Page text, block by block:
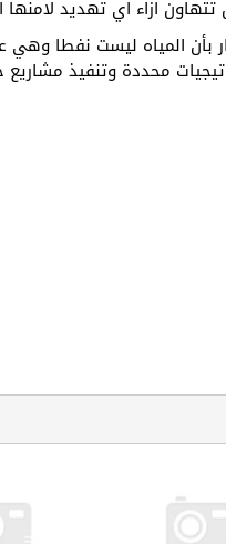
ازاء اي تهديد لامنها
بأن المياه ليست نفطا
محددة وتنفيذ مشاريع